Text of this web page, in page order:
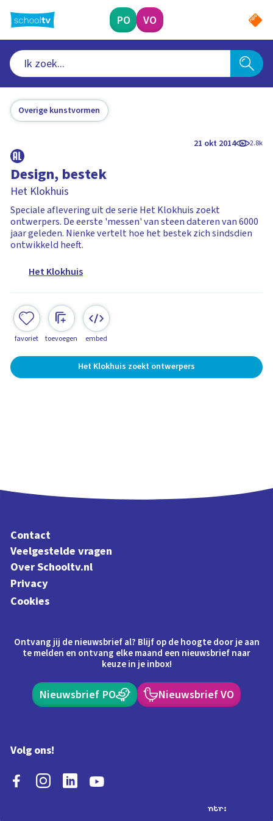
naar
hoofdinhoud
PO VO
Overige kunstvormen
21 okt 2014 2.8k
Design, bestek
Het Klokhuis
Speciale aflevering uit de serie Het Klokhuis zoekt
ontwerpers. De eerste 'messen' van steen dateren van 6000
jaar geleden. Nienke vertelt hoe het bestek zich sindsdien
ontwikkeld heeft.
Het Klokhuis
favoriet toevoegen embed
Het Klokhuis zoekt ontwerpers
Contact
Veelgestelde vragen
Over Schooltv.nl
Privacy
Cookies
Ontvang jij de nieuwsbrief al? Blijf op de hoogte door je aan
te melden en ontvang elke maand een nieuwsbrief naar
keuze in je inbox!
Nieuwsbrief PO Nieuwsbrief VO
Volg ons!